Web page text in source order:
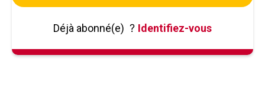
Déjà abonné(e) ? Identifiez-vous